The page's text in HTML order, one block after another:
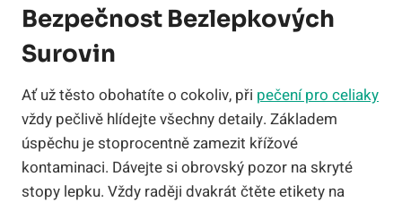
Bezpečnost Bezlepkových
Surovin
Ať už těsto obohatíte o cokoliv, při pečení pro celiaky
vždy pečlivě hlídejte všechny detaily. Základem
úspěchu je stoprocentně zamezit křížové
kontaminaci. Dávejte si obrovský pozor na skryté
stopy lepku. Vždy raději dvakrát čtěte etikety na